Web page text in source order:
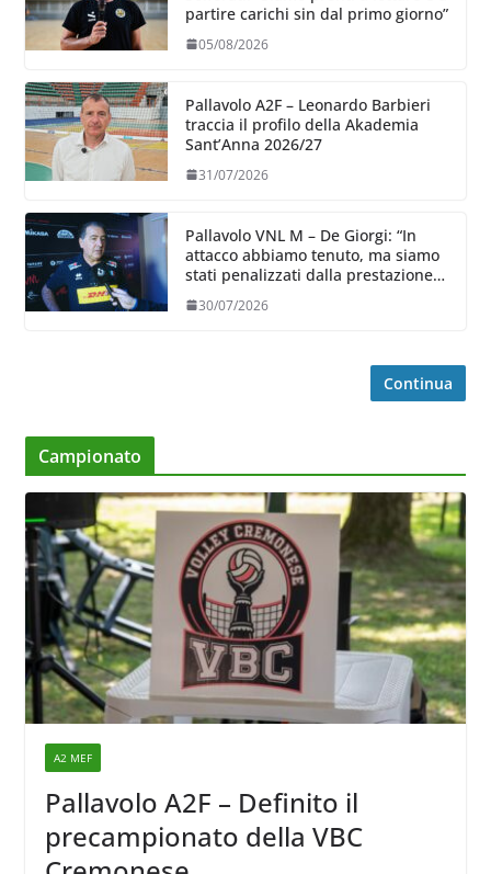
partire carichi sin dal primo giorno”
05/08/2026
Pallavolo A2F – Leonardo Barbieri
traccia il profilo della Akademia
Sant’Anna 2026/27
31/07/2026
Pallavolo VNL M – De Giorgi: “In
attacco abbiamo tenuto, ma siamo
stati penalizzati dalla prestazione
30/07/2026
Continua
Campionato
A2 MEF
Pallavolo A2F – Definito il
precampionato della VBC